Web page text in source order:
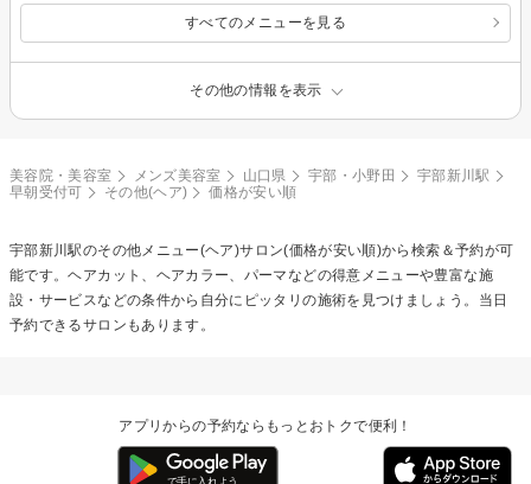
すべてのメニューを見る
その他の情報を表示
美容院・美容室 メンズ美容室 山口県 宇部・小野田
宇部新川駅
早朝受付可
その他(ヘア) 価格が安い順
宇部新川駅のその他メニュー(ヘア)サロン(価格が安い順)から検索＆予約が可
能です。ヘアカット、ヘアカラー、パーマなどの得意メニューや豊富な施
設・サービスなどの条件から自分にピッタリの施術を見つけましょう。当日
予約できるサロンもあります。
アプリからの予約ならもっとおトクで便利！